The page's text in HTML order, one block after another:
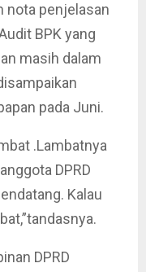
nota penjelasan
BPK yang
masih dalam
pada Juni.
.Lambatnya
DPRD
Kalau
DPRD